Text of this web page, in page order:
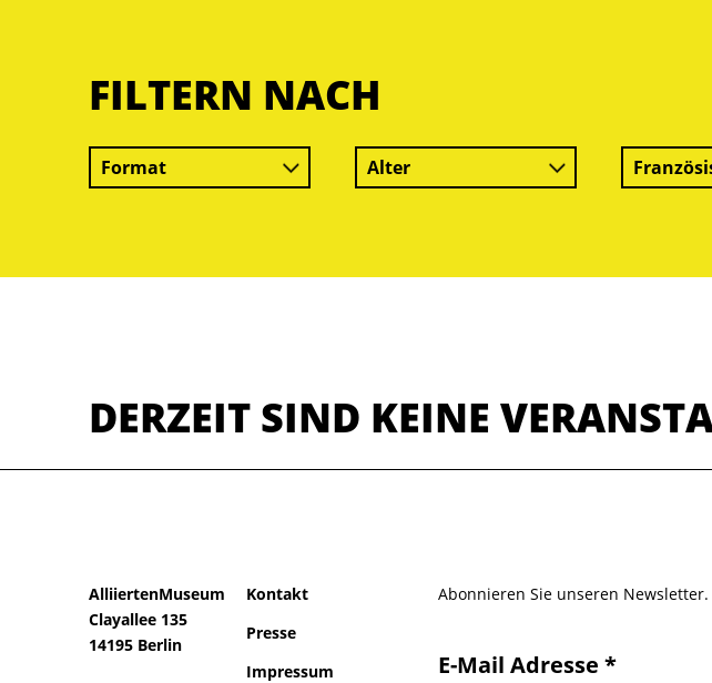
FILTERN NACH
Format Alter
DERZEIT SIND KEINE
AlliiertenMuseum
Clayallee 135
14195 Berlin
Kontakt
Presse
Impressum
Abonnieren Sie unseren
E-Mail Adresse